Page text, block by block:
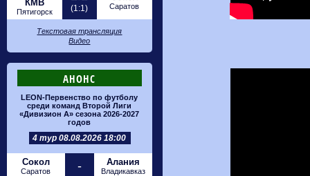
КМВ
Пятигорск (1:1) Саратов
Текстовая трансляция
Видео
АНОНС
LEON-Первенство по футболу
среди команд Второй Лиги
«Дивизион А» сезона 2026-2027
годов
4 тур 08.08.2026 18:00
Сокол
Саратов - Алания
Владикавказ